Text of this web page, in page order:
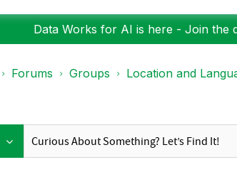
Data Works for AI is here - Join the
Forums Groups Location and